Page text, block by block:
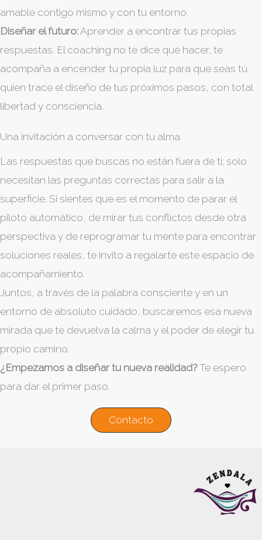
amable contigo mismo y con tu entorno.
Diseñar el futuro:Aprender a encontrar tus propias
respuestas. El coaching no te dice qué hacer; te
acompaña a encender tu propia luz para que seas tú
quien trace el diseño de tus próximos pasos, con total
libertad y consciencia.
Una invitación a conversar con tu alma
Las respuestas que buscas no están fuera de ti; solo
necesitan las preguntas correctas para salir a la
superficie. Si sientes que es el momento de parar el
piloto automático, de mirar tus conflictos desde otra
perspectiva y de reprogramar tu mente para encontrar
soluciones reales, te invito a regalarte este espacio de
acompañamiento.
Juntos, a través de la palabra consciente y en un
entorno de absoluto cuidado, buscaremos esa nueva
mirada que te devuelva la calma y el poder de elegir tu
propio camino.
¿Empezamos a diseñar tu nueva realidad?Te espero
para dar el primer paso.
Contacto